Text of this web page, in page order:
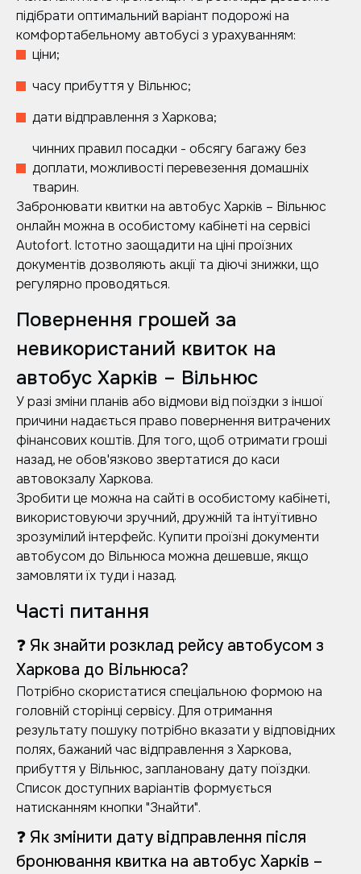
підібрати оптимальний варіант подорожі на
комфортабельному автобусі з урахуванням:
ціни;
часу прибуття у Вільнюс;
дати відправлення з Харкова;
чинних правил посадки - обсягу багажу без
доплати, можливості перевезення домашніх
тварин.
Забронювати квитки на автобус Харків – Вільнюс
онлайн можна в особистому кабінеті на сервісі
Autofort. Істотно заощадити на ціні проїзних
документів дозволяють акції та діючі знижки, що
регулярно проводяться.
Повернення грошей за
невикористаний квиток на
автобус Харків – Вільнюс
У разі зміни планів або відмови від поїздки з іншої
причини надається право повернення витрачених
фінансових коштів. Для того, щоб отримати гроші
назад, не обов'язково звертатися до каси
автовокзалу Харкова.
Зробити це можна на сайті в особистому кабінеті,
використовуючи зручний, дружній та інтуїтивно
зрозумілий інтерфейс. Купити проїзні документи
автобусом до Вільнюса можна дешевше, якщо
замовляти їх туди і назад.
Часті питання
❓ Як знайти розклад рейсу автобусом з
Харкова до Вільнюса?
Потрібно скористатися спеціальною формою на
головній сторінці сервісу. Для отримання
результату пошуку потрібно вказати у відповідних
полях, бажаний час відправлення з Харкова,
прибуття у Вільнюс, заплановану дату поїздки.
Список доступних варіантів формується
натисканням кнопки "Знайти".
❓ Як змінити дату відправлення після
бронювання квитка на автобус Харків –